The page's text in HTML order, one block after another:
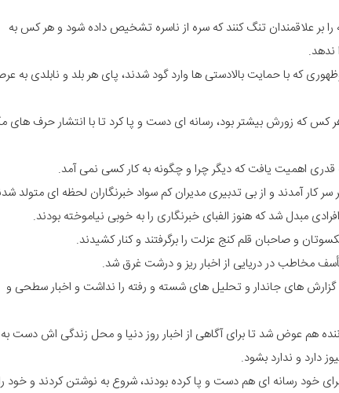
را بر علاقمندان تنگ کنند که سره از ناسره تشخیص داده شود و هر کس به
ندهد.
که با حمایت بالادستی ها وارد گود شدند، پای هر بلد و نابلدی به
کس که زورش بیشتر بود، رسانه ای دست و پا کرد تا با انتشار حرف های
اهمیت یافت که دیگر چرا و چگونه به کار کسی نمی آمد.
کار آمدند و از بی تدبیری مدیران کم سواد خبرنگاران لحظه ای متولد
مبدل شد که هنوز الفبای خبرنگاری را به خوبی نیاموخته بودند.
و صاحبان قلم کنج عزلت را برگرفتند و کنار کشیدند.
مخاطب در دریایی از اخبار ریز و درشت غرق شد.
های جاندار و تحلیل های شسته و رفته را نداشت و اخبار سطحی و
هم عوض شد تا برای آگاهی از اخبار روز دنیا و محل زندگی اش دست به
دارد و ندارد بشود.
خود رسانه ای هم دست و پا کرده بودند، شروع به نوشتن کردند و خود